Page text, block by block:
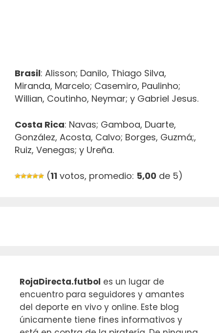
Brasil: Alisson; Danilo, Thiago Silva,
Miranda, Marcelo; Casemiro, Paulinho;
Willian, Coutinho, Neymar; y Gabriel Jesus.
Costa Rica: Navas; Gamboa, Duarte,
González, Acosta, Calvo; Borges, Guzmá;,
Ruiz, Venegas; y Ureña.
(11 votos, promedio: 5,00 de 5)
RojaDirecta.futbol es un lugar de
encuentro para seguidores y amantes
del deporte en vivo y online. Este blog
únicamente tiene fines informativos y